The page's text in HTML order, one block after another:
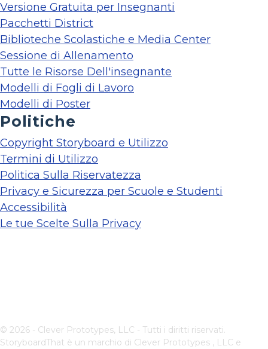
Versione Gratuita per Insegnanti
Pacchetti District
Biblioteche Scolastiche e Media Center
Sessione di Allenamento
Tutte le Risorse Dell'insegnante
Modelli di Fogli di Lavoro
Modelli di Poster
Politiche
Copyright Storyboard e Utilizzo
Termini di Utilizzo
Politica Sulla Riservatezza
Privacy e Sicurezza per Scuole e Studenti
Accessibilità
Le tue Scelte Sulla Privacy
© 2026 - Clever Prototypes, LLC - Tutti i diritti riservati.
StoryboardThat è un marchio di Clever Prototypes , LLC e